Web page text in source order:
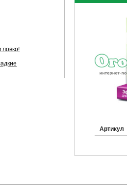
ловко!
Артикул